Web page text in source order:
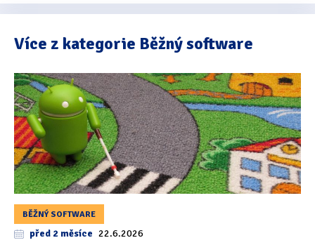
Více z kategorie Běžný software
BĚŽNÝ SOFTWARE
před 2 měsíce 22.6.2026